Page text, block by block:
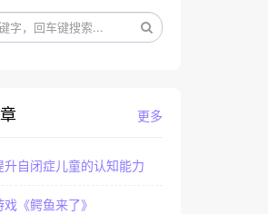
更多
升自闭症儿童的认知能力
戏《鳄鱼来了》